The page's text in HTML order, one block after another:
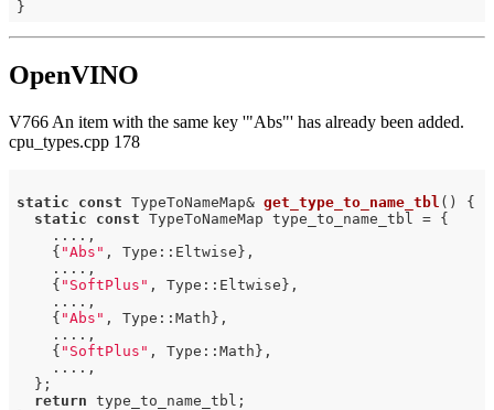
OpenVINO
V766 An item with the same key '"Abs"' has already been added.
cpu_types.cpp 178
static const TypeToNameMap& get_type_to_name_tbl ()
{
static
const TypeToNameMap type_to_name_tbl = {
    ....,
    {
"Abs" , Type::Eltwise},
    ....,
    {
"SoftPlus" , Type::Eltwise},
    ....,
    {
"Abs" , Type::Math},
    ....,
    {
"SoftPlus" , Type::Math},
    ....,
  };
return type_to_name_tbl;